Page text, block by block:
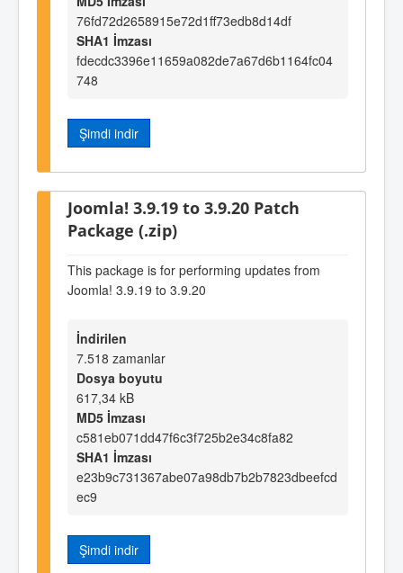
76fd72d2658915e72d1ff73edb8d14df
SHA1 İmzası
fdecdc3396e11659a082de7a67d6b1164fc04
748
Şimdi indir
Joomla! 3.9.19 to 3.9.20 Patch
Package (.zip)
This package is for performing updates from
Joomla! 3.9.19 to 3.9.20
İndirilen
7.518 zamanlar
Dosya boyutu
617,34 kB
MD5 İmzası
c581eb071dd47f6c3f725b2e34c8fa82
SHA1 İmzası
e23b9c731367abe07a98db7b2b7823dbeefcd
ec9
Şimdi indir